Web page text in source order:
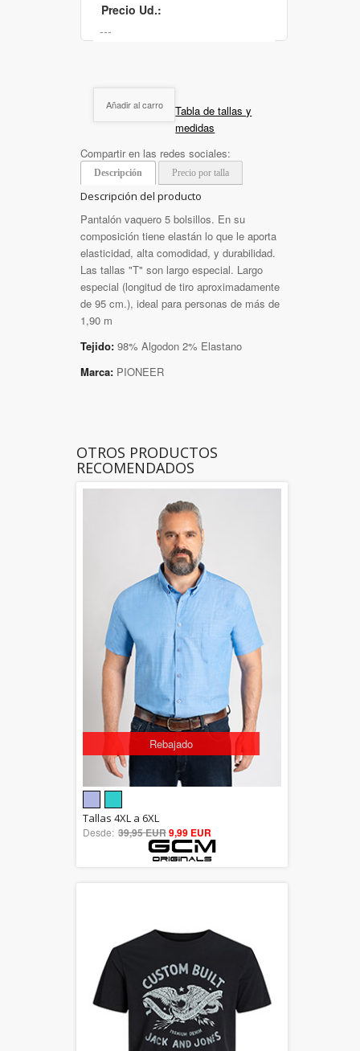
Precio Ud.:
Añadir al carro
Tabla de tallas y
medidas
Compartir en las redes sociales:
Descripción Precio por talla
Descripción del producto
Pantalón vaquero 5 bolsillos. En su
composición tiene elastán lo que le aporta
elasticidad, alta comodidad, y durabilidad.
Las tallas "T" son largo especial. Largo
especial (longitud de tiro aproximadamente
de 95 cm.), ideal para personas de más de
1,90 m
Tejido: 98% Algodon 2% Elastano
Marca: PIONEER
OTROS PRODUCTOS
RECOMENDADOS
Rebajado
5.00
out of 5
Tallas 4XL a 6XL
Desde: 39,95 EUR9,99 EUR